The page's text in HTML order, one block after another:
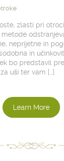
zlasti pri
neprijetne in
in
bo predstavil
uši ter vam […]
Learn More